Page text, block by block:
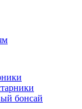
бонсай